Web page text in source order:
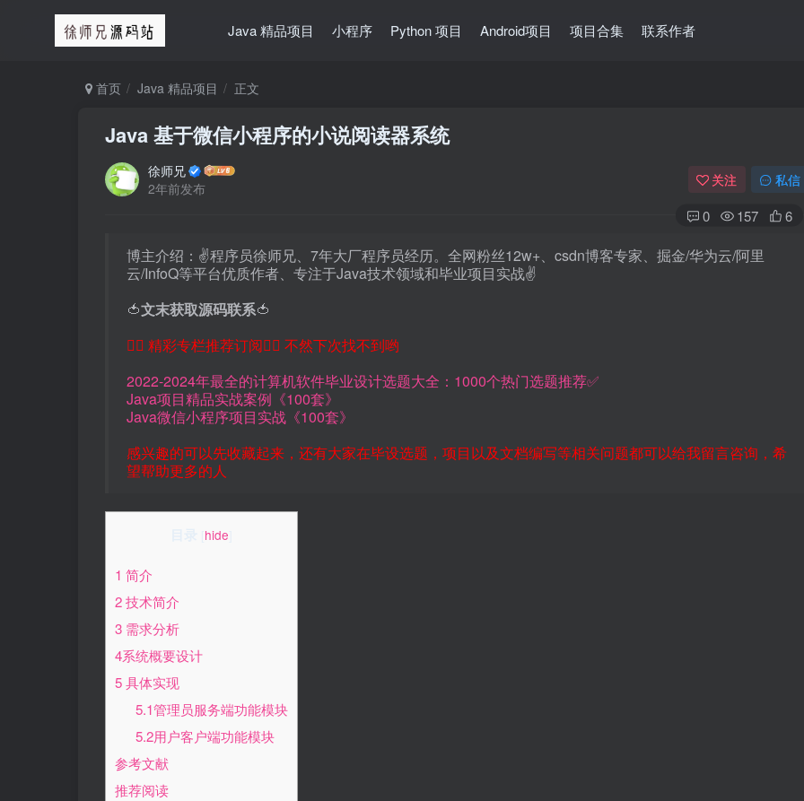
Java 精品项目 小程序 Python 项目 Android项目 项目合集 联系作者
首页 Java 精品项目 正文
Java 基于微信小程序的小说阅读器系统
徐师兄
2年前发布
关注 私信
0 157 6
博主介绍：✌程序员徐师兄、7年大厂程序员经历。全网粉丝12w+、csdn博客专家、掘金/华为云/阿里
云/InfoQ等平台优质作者、专注于Java技术领域和毕业项目实战✌
🍅文末获取源码联系🍅
👇🏻 精彩专栏推荐订阅👇🏻 不然下次找不到哟
2022-2024年最全的计算机软件毕业设计选题大全：1000个热门选题推荐✅
Java项目精品实战案例《100套》
Java微信小程序项目实战《100套》
感兴趣的可以先收藏起来，还有大家在毕设选题，项目以及文档编写等相关问题都可以给我留言咨询，希
望帮助更多的人
hide
1 简介
2 技术简介
3 需求分析
4系统概要设计
5 具体实现
5.1管理员服务端功能模块
5.2用户客户端功能模块
参考文献
推荐阅读